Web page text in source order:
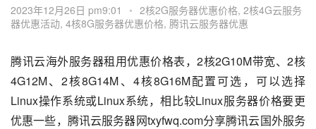
2023年12月26日 pm9:01 • 2核2G服务器优惠价格, 2核4G云服务
器优惠活动, 4核8G服务器优惠价格, 腾讯云服务器优惠
腾讯云海外服务器租用优惠价格表，2核2G10M带宽、2核
4G12M、2核8G14M、4核8G16M配置可选，可以选择
Linux操作系统或Linux系统，相比较Linux服务器价格要更
优惠一些，腾讯云服务器网txyfwq.com分享腾讯云国外服务